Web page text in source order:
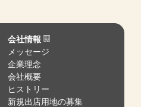
会社情報
メッセージ
企業理念
会社概要
ヒストリー
新規出店用地の募集